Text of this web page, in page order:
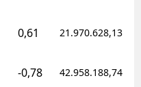
0,61 21.970.628,13
-0,78 42.958.188,74